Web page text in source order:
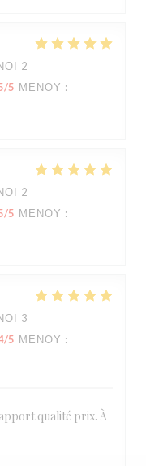
2
/5 ΜΕΝΟΎ :
2
/5 ΜΕΝΟΎ :
3
/5 ΜΕΝΟΎ :
qualité prix. À